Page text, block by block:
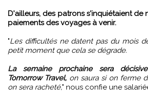
D'ailleurs, des patrons s'inquiétaient de
paiements des voyages à venir.
"Les difficultés ne datent pas du mois
petit moment que cela se dégrade.
La semaine prochaine sera
Tomorrow Travel,on saura si on ferme
on sera racheté," nous confie une